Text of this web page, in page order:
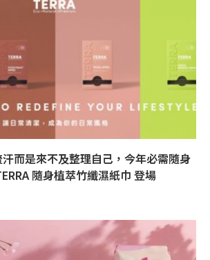
而是來不及整理自己，今年必需隨身
隨身植萃竹纖濕紙巾 登場